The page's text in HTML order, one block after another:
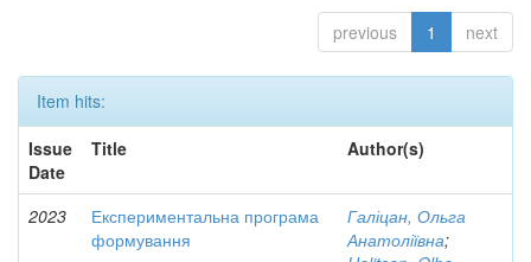
previous 1 next
Item hits:
Issue
Date
Title Author(s)
2023
Експериментальна програма
формування
Галіцан, Ольга
Анатоліївна;